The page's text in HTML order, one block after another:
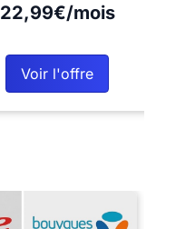
22,99€/mois
Voir l'offre